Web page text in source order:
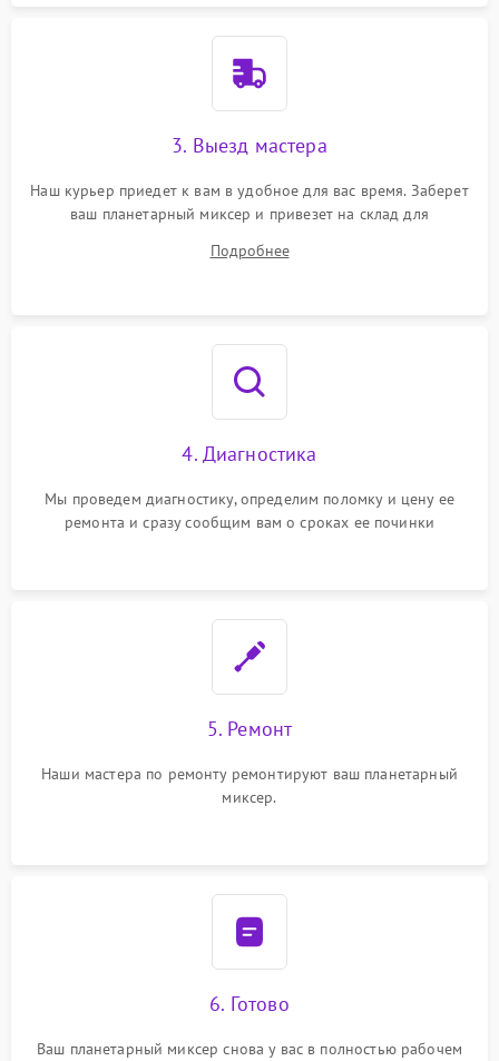
3. Выезд мастера
Наш курьер приедет к вам в удобное для вас время. Заберет
ваш планетарный миксер и привезет на склад для
Подробнее
4. Диагностика
Мы проведем диагностику, определим поломку и цену ее
ремонта и сразу сообщим вам о сроках ее починки
5. Ремонт
Наши мастера по ремонту ремонтируют ваш планетарный
миксер.
6. Готово
Ваш планетарный миксер снова у вас в полностью рабочем